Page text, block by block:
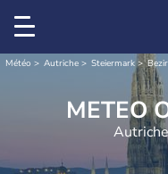
Météo Autriche Steiermark